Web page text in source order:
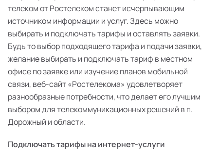
телеком от Ростелеком станет исчерпывающим
источником информации и услуг. Здесь можно
выбирать и подключать тарифы и оставлять заявки.
Будь то выбор подходящего тарифа и подачи заявки,
желание выбирать и подключать тариф в местном
офисе по заявке или изучение планов мобильной
связи, веб-сайт «Ростелекома» удовлетворяет
разнообразные потребности, что делает его лучшим
выбором для телекоммуникационных решений в п.
Дорожный и области.
Подключать тарифы на интернет-услуги